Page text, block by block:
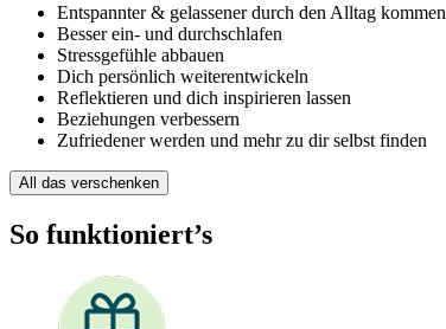
Entspannter & gelassener durch den Alltag kommen
Besser ein- und durchschlafen
Stressgefühle abbauen
Dich persönlich weiterentwickeln
Reflektieren und dich inspirieren lassen
Beziehungen verbessern
Zufriedener werden und mehr zu dir selbst finden
All das verschenken
So funktioniert’s